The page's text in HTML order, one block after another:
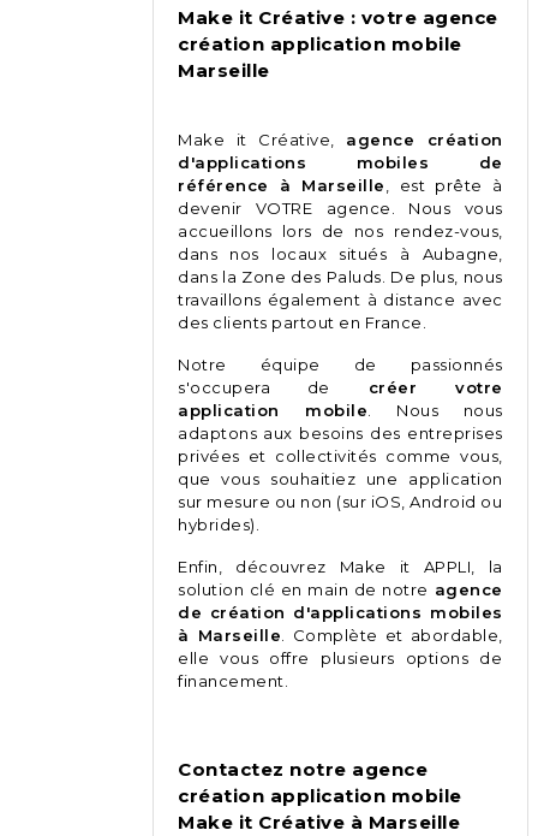
Make it Créative : votre agence
création application mobile
Marseille
Make it Créative, agence création
d'applications mobiles de
référence à Marseille, est prête à
devenir VOTRE agence. Nous vous
accueillons lors de nos rendez-vous,
dans nos locaux situés à Aubagne,
dans la Zone des Paluds. De plus, nous
travaillons également à distance avec
des clients partout en France.
Notre équipe de passionnés
s'occupera de
créer votre
application mobile. Nous nous
adaptons aux besoins des entreprises
privées et collectivités comme vous,
que vous souhaitiez une application
sur mesure ou non (sur iOS, Android ou
hybrides).
Enfin, découvrez Make it APPLI, la
solution clé en main de notre agence
de création d'applications mobiles
à Marseille. Complète et abordable,
elle vous offre plusieurs options de
financement.
Contactez notre agence
création application mobile
Make it Créative à Marseille